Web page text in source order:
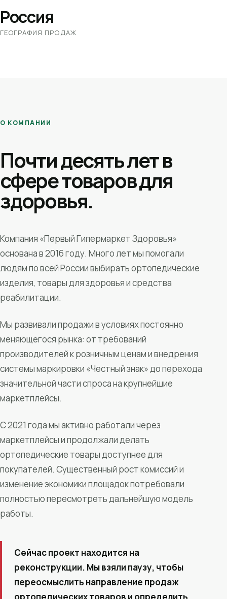
Россия
ГЕОГРАФИЯ ПРОДАЖ
О КОМПАНИИ
Почти десять лет в
сфере товаров для
здоровья.
Компания «Первый Гипермаркет Здоровья»
основана в 2016 году. Много лет мы помогали
людям по всей России выбирать ортопедические
изделия, товары для здоровья и средства
реабилитации.
Мы развивали продажи в условиях постоянно
меняющегося рынка: от требований
производителей к розничным ценам и внедрения
системы маркировки «Честный знак» до перехода
значительной части спроса на крупнейшие
маркетплейсы.
С 2021 года мы активно работали через
маркетплейсы и продолжали делать
ортопедические товары доступнее для
покупателей. Существенный рост комиссий и
изменение экономики площадок потребовали
полностью пересмотреть дальнейшую модель
работы.
Сейчас проект находится на
реконструкции. Мы взяли паузу, чтобы
переосмыслить направление продаж